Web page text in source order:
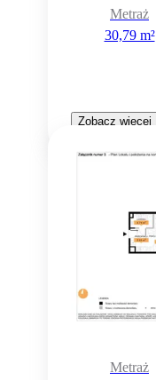
Metraż
30,79 m²
Zobacz więcej
Metraż